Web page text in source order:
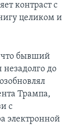
контраст с
целиком и
что бывший
до
Трампа,
с
электронной